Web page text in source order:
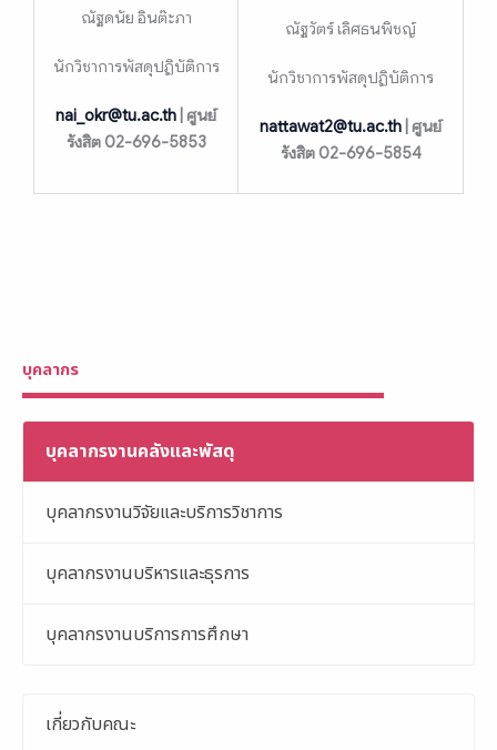
บุคลากร
บุคลากรงานคลังและพัสดุ
บุคลากรงานวิจัยและบริการวิชาการ
บุคลากรงานบริหารและธุรการ
บุคลากรงานบริการการศึกษา
เกี่ยวกับคณะ
ณัฐดนัย อินต๊ะภา
นักวิชาการพัสดุปฏิบัติการ
nai_okr@tu.ac.th | ศูนย์
รังสิต 02-696-5853
ณัฐวัตร์ เลิศธนพิชญ์
นักวิชาการพัสดุปฏิบัติการ
nattawat2@tu.ac.th | ศูนย์
รังสิต 02-696-5854